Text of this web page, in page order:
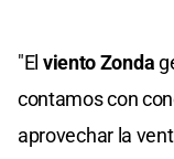
"El viento Zonda
contamos con
aprovechar la